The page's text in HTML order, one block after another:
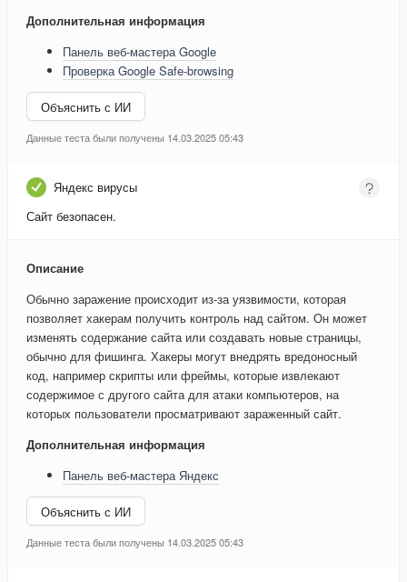
Дополнительная информация
Панель веб-мастера Google
Проверка Google Safe-browsing
Объяснить с ИИ
Данные теста были получены 14.03.2025 05:43
Яндекс вирусы
Сайт безопасен.
Описание
Обычно заражение происходит из-за уязвимости, которая
позволяет хакерам получить контроль над сайтом. Он может
изменять содержание сайта или создавать новые страницы,
обычно для фишинга. Хакеры могут внедрять вредоносный
код, например скрипты или фреймы, которые извлекают
содержимое с другого сайта для атаки компьютеров, на
которых пользователи просматривают зараженный сайт.
Дополнительная информация
Панель веб-мастера Яндекс
Объяснить с ИИ
Данные теста были получены 14.03.2025 05:43